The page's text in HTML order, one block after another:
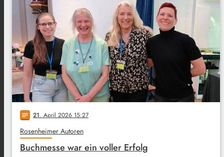
notes 21. April 2026 15:27
Rosenheimer Autoren
Buchmesse war ein voller Erfolg